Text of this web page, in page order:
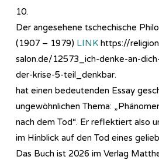
10.
Der angesehene tschechische
(1907 – 1979) LINK https://
salon.de/12573_ich-denke-an-
der-krise-5-teil_denkbar.
hat einen bedeutenden Essay
ungewöhnlichen Thema:
nach dem Tod“. Er reflektiert also
im Hinblick auf den Tod eines
Das Buch ist 2026 im Verlag